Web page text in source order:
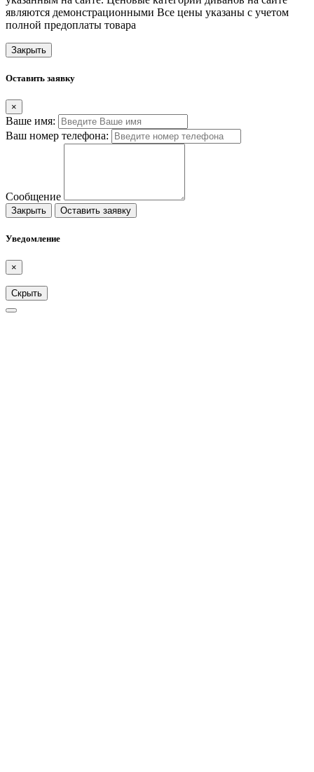
являются демонстрационными Все цены указаны с учетом
полной предоплаты товара
Закрыть
Оставить заявку
×
Ваше имя:
Ваш номер телефона:
Сообщение
Закрыть Оставить заявку
Уведомление
×
Скрыть